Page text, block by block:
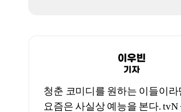
이우빈
포지션이라고 생각한다. 지금 30억에서
100억짜리의 중급 규모 영화가 필요한